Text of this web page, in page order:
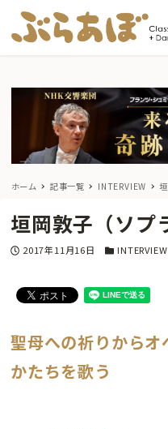
ホーム 記事一覧 INTERVIEW
垣岡敦子（ソプ
投稿日
2017年11月16日 カテゴリー
INTERVIEW
聖母への祈りから
かたちを歌う